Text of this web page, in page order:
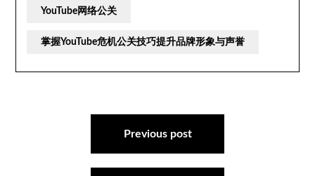
YouTube网络公关
掌握YouTube危机公关技巧提升品牌形象与声誉
Previous post